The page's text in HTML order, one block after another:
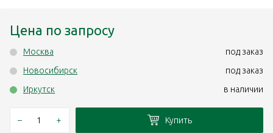
Цена по запросу
Москва
под заказ
Новосибирск
под заказ
Иркутск
в наличии
– + Купить